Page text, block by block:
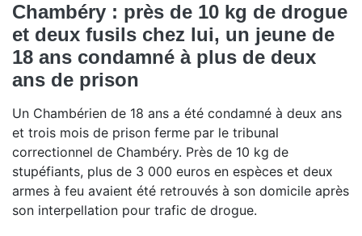
Chambéry : près de 10 kg de drogue
et deux fusils chez lui, un jeune de
18 ans condamné à plus de deux
ans de prison
Un Chambérien de 18 ans a été condamné à deux ans
et trois mois de prison ferme par le tribunal
correctionnel de Chambéry. Près de 10 kg de
stupéfiants, plus de 3 000 euros en espèces et deux
armes à feu avaient été retrouvés à son domicile après
son interpellation pour trafic de drogue.